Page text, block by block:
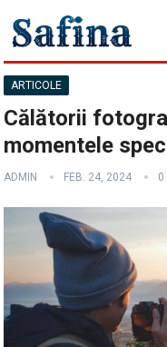
ARTICOLE
Călătorii
momentele
ADMIN FEB. 24, 2024 0